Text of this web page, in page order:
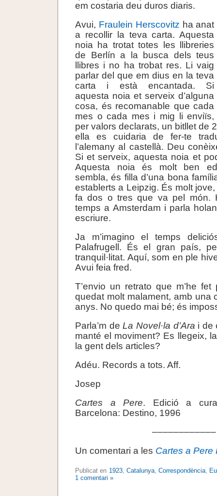
em costaria deu duros diaris.
Avui, Fraulein Herscovitz ha anat
a recollir la teva carta. Aquesta
noia ha trotat totes les llibreries
de Berlín a la busca dels teus
llibres i no ha trobat res. Li vaig
parlar del que em dius en la teva
carta i està encantada. Si
aquesta noia et serveix d’alguna
cosa, és recomanable que cada
mes o cada mes i mig li enviïs,
per valors declarats, un bitllet de
ella es cuidaria de fer-te
l’alemany al castellà. Deu
Si et serveix, aquesta noia et
Aquesta noia és molt ben
sembla, és filla d’una bona
establerts a Leipzig. És molt
fa dos o tres que va pel món.
temps a Amsterdam i parla
escriure.
Ja m’imagino el temps
Palafrugell. És el gran país,
tranquil·litat. Aquí, som en ple
Avui feia fred.
T’envio un retrato que m’he
quedat molt malament, amb una
anys. No quedo mai bé; és
Parla’m deLa Novel·la d’Ara i de
manté el moviment? Es llegeix,
la gent dels articles?
Adéu. Records a tots. Aff.
Josep
Cartes a Pere. Edició a
Barcelona: Destino, 1996
––––––––––––
Un comentari a les Cartes a Pere
Publicat en 1923, Catalunya, Correspondència,
1 comentari »